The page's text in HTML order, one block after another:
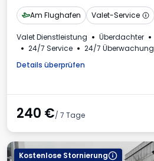
Am Flughafen Valet-Service
Valet Dienstleistung Überdachter
24/7 Service
24/7 Überwachung
Details überprüfen
240 €/ 7 Tage
Kostenlose Stornierung